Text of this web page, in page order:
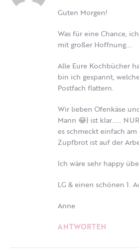
Guten Morgen!
Was für eine Chance,
mit großer Hoffnung….
Alle Eure Kochbücher
bin ich gespannt,
Postfach flattern.
Wir lieben Ofenkäse
Mann 😂) ist klar……
es schmeckt einfach
Zupfbrot ist auf der
Ich wäre sehr happy
LG & einen schönen 1.
Anne
ANTWORTEN